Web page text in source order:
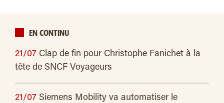
EN CONTINU
21/07 Clap de fin pour Christophe Fanichet à la
tête de SNCF Voyageurs
21/07 Siemens Mobility va automatiser le